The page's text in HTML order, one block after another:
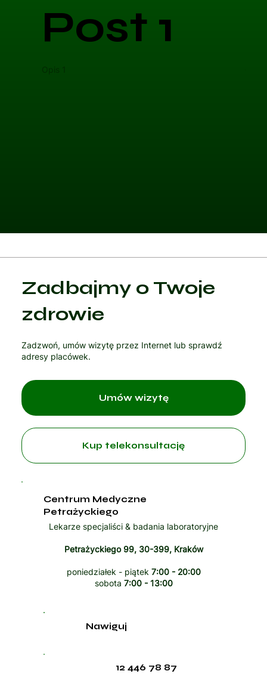
Post 1
Opis 1
Zadbajmy o Twoje
zdrowie
Zadzwoń, umów wizytę przez Internet lub sprawdź
adresy placówek.
Kup telekonsultację
Centrum Medyczne
Petrażyckiego
Lekarze specjaliści & badania laboratoryjne
Petrażyckiego 99, 30-399, Kraków
poniedziałek - piątek 7:00 - 20:00
sobota 7:00 - 13:00
12 446 78 87
Nawiguj
Umów wizytę